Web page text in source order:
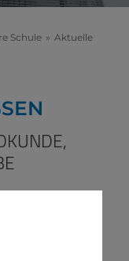
Schule » Aktuelle